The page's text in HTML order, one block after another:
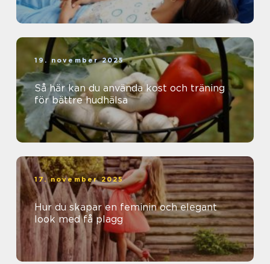
19. november 2025
Så här kan du använda kost och träning
för bättre hudhälsa
17. november 2025
Hur du skapar en feminin och elegant
look med få plagg